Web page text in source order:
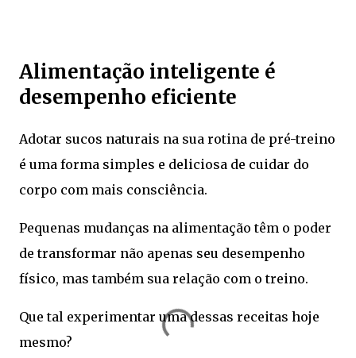
Alimentação inteligente é
desempenho eficiente
Adotar sucos naturais na sua rotina de pré-treino
é uma forma simples e deliciosa de cuidar do
corpo com mais consciência.
Pequenas mudanças na alimentação têm o poder
de transformar não apenas seu desempenho
físico, mas também sua relação com o treino.
Que tal experimentar uma dessas receitas hoje
mesmo?